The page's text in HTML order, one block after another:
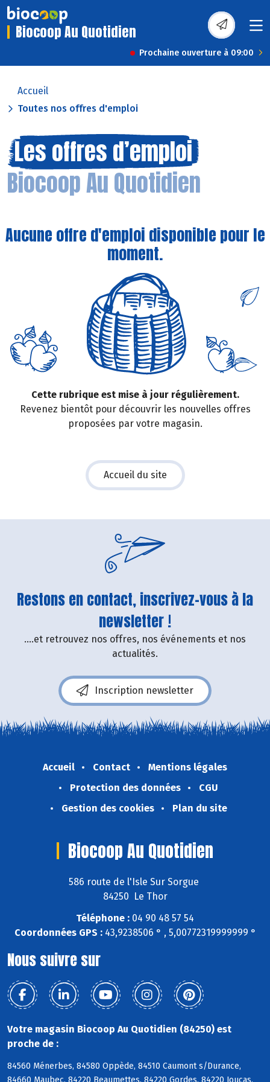
Biocoop Au Quotidien
Prochaine ouverture à 09:00
Accueil
Toutes nos offres d'emploi
Les offres d’emploi
Biocoop Au Quotidien
Aucune offre d'emploi disponible pour le
moment.
Cette rubrique est mise à jour régulièrement.
Revenez bientôt pour découvrir les nouvelles offres
proposées par votre magasin.
Accueil du site
Restons en contact, inscrivez-vous à la
newsletter !
....et retrouvez nos offres, nos événements et nos
actualités.
Inscription newsletter
Accueil Contact
Mentions légales
Protection des données
CGU
Gestion des cookies
Plan du site
Biocoop Au Quotidien
586 route de l'Isle Sur Sorgue
84250 Le Thor
Téléphone : 04 90 48 57 54
Coordonnées GPS :43,9238506 ° , 5,00772319999999 °
Nous suivre sur
Votre magasin Biocoop Au Quotidien (84250) est
proche de :
84560 Ménerbes, 84580 Oppède, 84510 Caumont s/Durance,